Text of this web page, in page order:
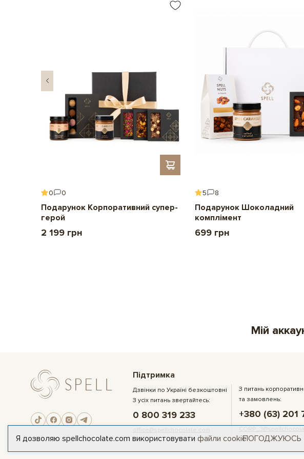
0 0
Подарунок Корпоративний супер-
герой
2 199 грн
5 8
Подарунок Шоколадний
комплімент
699 грн
Мій
Підтримка
Дзвінки по Україні безкоштовні
З усіх питань звертайтесь:
0 800 319 233
З питань
та замовлень:
+380 (63) 201
Я дозволяю spellchocolate.com використовувати файли cookieПОГОДЖУЮСЬ